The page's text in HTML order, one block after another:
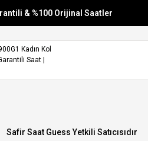
& %100 Orijinal Saatler
6 Taksit
Gönderim
Safir Saat Guess Yetkili Satıcısıdır